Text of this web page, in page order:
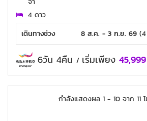
4 ดาว
เดินทางช่วง
8 ส.ค. - 3 ก.ย. 69 (4
6วัน 4คืน / เริ่มเพียง 45,999
กำลังแสดงผล 1- 10จาก 11โ